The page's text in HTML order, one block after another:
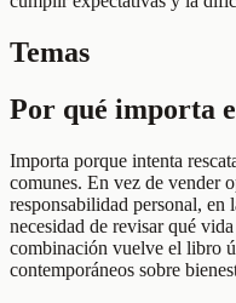
Temas
Por qué importa
Importa porque intenta
comunes. En vez de vender
responsabilidad personal, en
necesidad de revisar qué
combinación vuelve el libro
contemporáneos sobre